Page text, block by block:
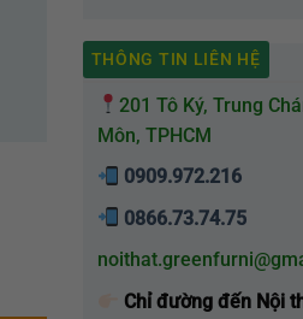
THÔNG TIN LIÊN HỆ
201 Tô Ký, Trung
Môn, TPHCM
0909.972.216
0866.73.74.75
Chỉ đường đến Nội